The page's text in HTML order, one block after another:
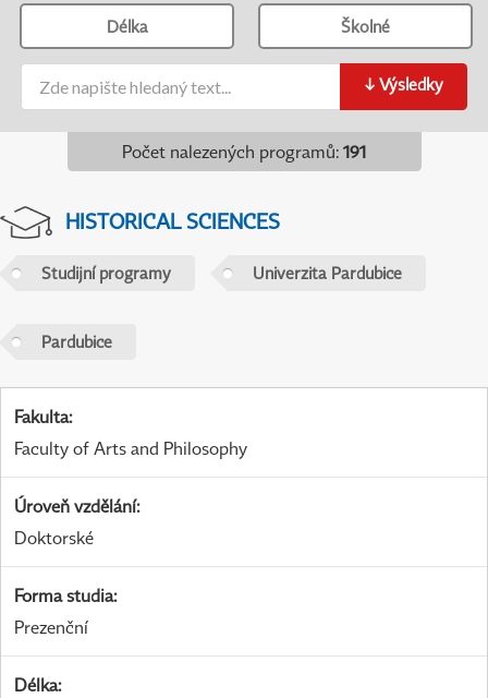
Délka Školné
↓ Výsledky
Počet nalezených programů: 191
HISTORICAL SCIENCES
Studijní programy Univerzita Pardubice
Pardubice
Fakulta:
Faculty of Arts and Philosophy
Úroveň vzdělání:
Doktorské
Forma studia:
Prezenční
Délka: